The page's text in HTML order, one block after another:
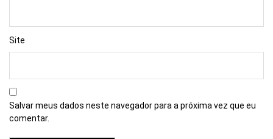
Site
Salvar meus dados neste navegador para a próxima vez que eu
comentar.